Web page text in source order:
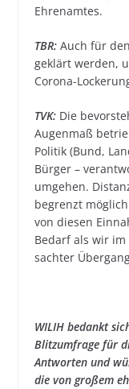
Ehrenamtes.
TBR:Auch für
geklärt werden,
Corona-
TVK:Die
Augenmaß
Politik (Bund,
Bürger –
umgehen.
begrenzt
von diesen
Bedarf als wir
sachter
WILIH bedankt
Blitzumfrage für
Antworten und
die von großem